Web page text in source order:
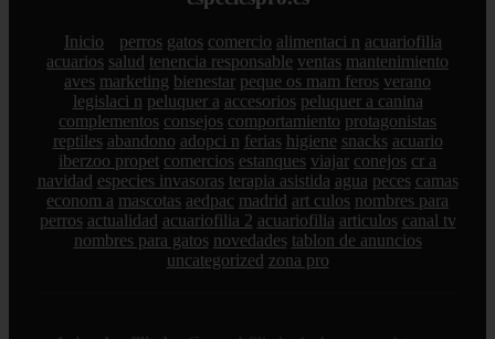
Inicio perros gatos comercio alimentaci n acuariofilia
acuarios salud tenencia responsable ventas mantenimiento
aves marketing bienestar peque os mam feros verano
legislaci n peluquer a accesorios peluquer a canina
complementos consejos comportamiento protagonistas
reptiles abandono adopci n ferias higiene snacks acuario
iberzoo propet comercios estanques viajar conejos cr a
navidad especies invasoras terapia asistida agua peces camas
econom a mascotas aedpac madrid art culos nombres para
perros actualidad acuariofilia 2 acuariofilia articulos canal tv
nombres para gatos novedades tablon de anuncios
uncategorized zona pro